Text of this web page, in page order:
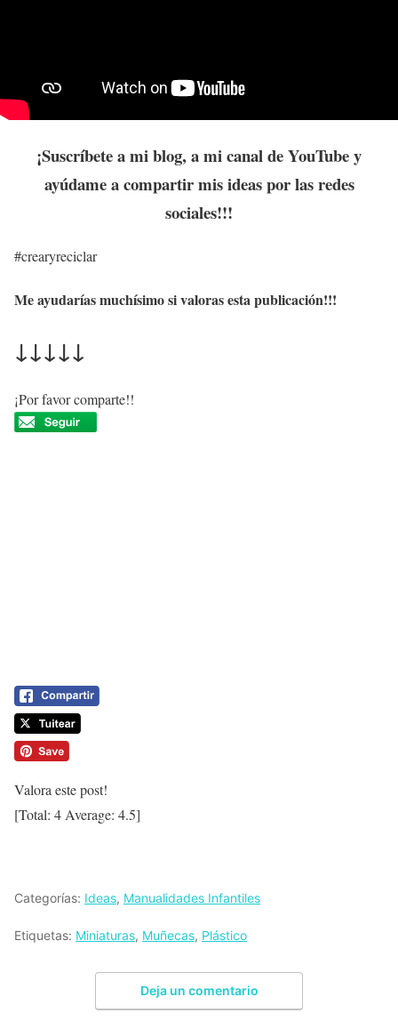
¡Suscríbete a mi blog, a mi canal de YouTube y
ayúdame a compartir mis ideas por las redes
sociales!!!
#crearyreciclar
Me ayudarías muchísimo si valoras esta publicación!!!
↓↓↓↓↓
¡Por favor comparte!!
Valora este post!
[Total: 4 Average: 4.5]
Categorías: Ideas, Manualidades Infantiles
Etiquetas: Miniaturas, Muñecas, Plástico
Deja un comentario